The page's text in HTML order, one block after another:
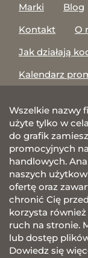
Marki
Blog
Kontakt
O
Jak działają
Kalendarz
Wszelkie nazwy
użyte tylko w
do grafik
promocyjnych
handlowych.
naszych
ofertę oraz
chronić Cię
korzysta
ruch na stronie.
lub dostęp
Dowiedz się